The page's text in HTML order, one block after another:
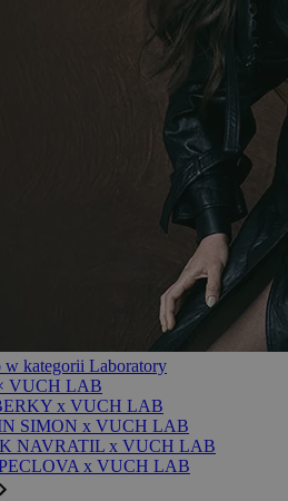
w kategorii Laboratory
VUCH LAB
x VUCH LAB
SIMON x VUCH LAB
NAVRATIL x VUCH LAB
x VUCH LAB